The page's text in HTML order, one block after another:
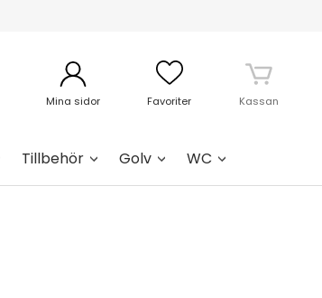
Mina sidor Favoriter Kassan
Tillbehör Golv WC